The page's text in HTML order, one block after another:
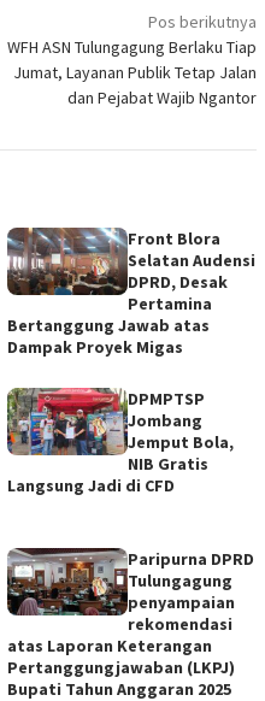
Pos berikutnya
WFH ASN Tulungagung Berlaku Tiap
Jumat, Layanan Publik Tetap Jalan
dan Pejabat Wajib Ngantor
Front Blora
Selatan Audensi
DPRD, Desak
Pertamina
Bertanggung Jawab atas
Dampak Proyek Migas
DPMPTSP
Jombang
Jemput Bola,
NIB Gratis
Langsung Jadi di CFD
Paripurna DPRD
Tulungagung
penyampaian
rekomendasi
atas Laporan Keterangan
Pertanggungjawaban (LKPJ)
Bupati Tahun Anggaran 2025